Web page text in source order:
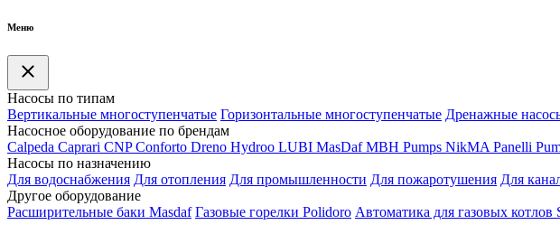
Меню
Насосы по типам
Вертикальные многоступенчатые Горизонтальные многоступенчатые Дренажные
Насосное оборудование по брендам
Calpeda Caprari CNP Conforto Dreno Hydroo LUBI MasDaf MBH Pumps NikMA Panelli
Насосы по назначению
Для водоснабжения Для отопления Для промышленности Для пожаротушения Для
Другое оборудование
Расширительные баки Masdaf Газовые горелки Polidoro Автоматика для газовых котлов